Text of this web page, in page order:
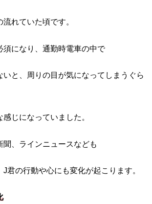
流れていた頃です。
須になり、通勤時電車の中で
いと、周りの目が気になってしまうぐら
じになっていました。
聞、ラインニュースなども
J君の行動や心にも変化が起こります。